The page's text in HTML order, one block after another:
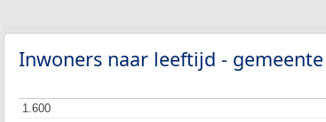
Inwoners naar leeftijd -
1.600
1.600